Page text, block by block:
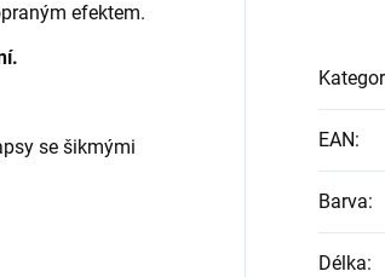
efektem.
se šikmými
EAN:
Barva:
Délka: